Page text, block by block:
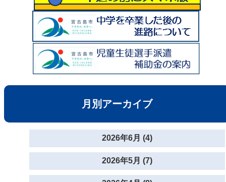
月別アーカイブ
2026年6月 (4)
2026年5月 (7)